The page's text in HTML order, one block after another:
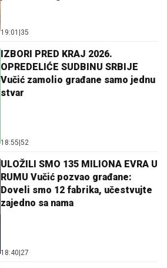
19:01 35
IZBORI PRED KRAJ 2026.
OPREDELIĆE SUDBINU SRBIJE
Vučić zamolio građane samo jednu
stvar
18:55 52
ULOŽILI SMO 135 MILIONA EVRA U
RUMU Vučić pozvao građane:
Doveli smo 12 fabrika, učestvujte
zajedno sa nama
18:40 27